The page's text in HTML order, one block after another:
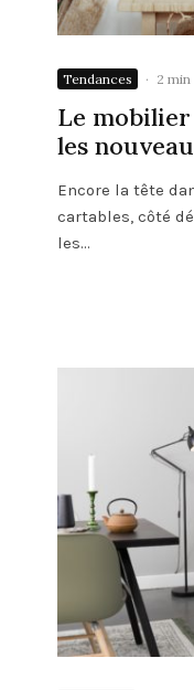
Tendances · 2
Le
les
Encore la tête
cartables, côté
les...